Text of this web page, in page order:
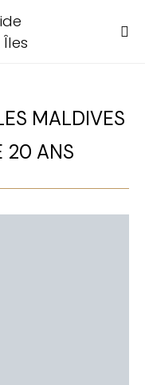
MALDIVES
20 ANS